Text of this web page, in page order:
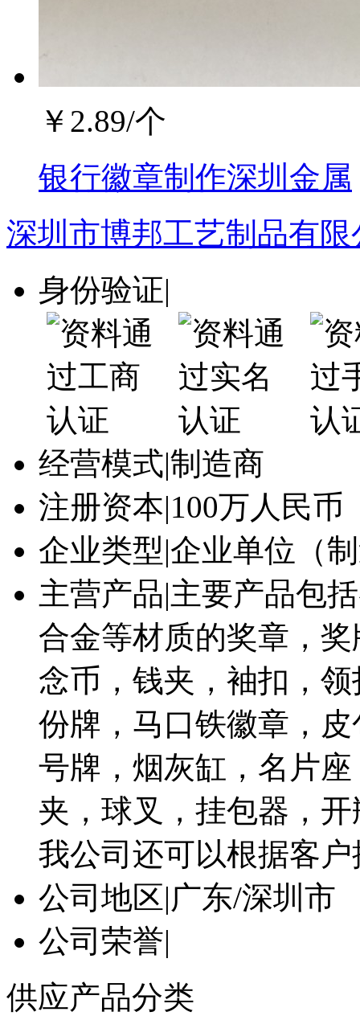
￥ 2.89/个
银行徽章制作深圳金属
深圳市博邦工艺制品有限
身份验证|
经营模式|制造商
注册资本|100万人民币
企业类型|企业单位（
主营产品|主要产品包
合金等材质的奖章，
念币，钱夹，袖扣，
份牌，马口铁徽章，
号牌，烟灰缸，名片
夹，球叉，挂包器，
我公司还可以根据客
公司地区|广东/深圳市
公司荣誉|
供应产品分类